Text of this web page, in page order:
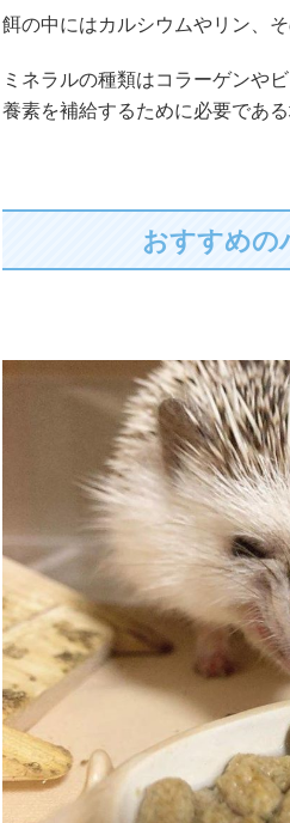
餌の中にはカルシウムやリン、
ミネラルの種類はコラーゲンや
養素を補給するために必要である
おすすめの